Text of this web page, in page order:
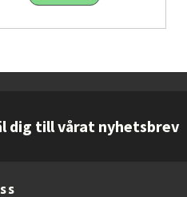
dig till vårat nyhetsbrev